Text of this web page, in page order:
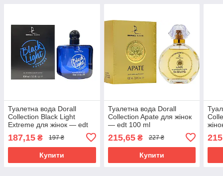
Туалетна вода Dorall
Collection Black Light
Extreme для жінок — edt
187,15 ₴ 197 ₴
Купити
Туалетна вода Dorall
Collection Apate для жінок
— edt 100 ml
215,65₴ 227 ₴
Купити